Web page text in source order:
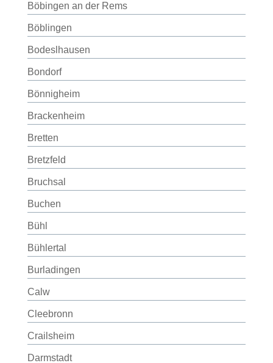
Böbingen an der Rems
Böblingen
Bodeslhausen
Bondorf
Bönnigheim
Brackenheim
Bretten
Bretzfeld
Bruchsal
Buchen
Bühl
Bühlertal
Burladingen
Calw
Cleebronn
Crailsheim
Darmstadt